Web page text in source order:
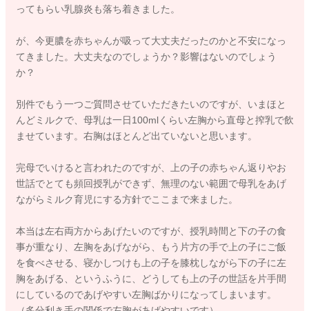
ってもらい乳腺炎も落ち着きました。
が、今更膿を赤ちゃんが吸って大丈夫だったのかと不安になっ
てきました。大丈夫なのでしょうか？影響はないのでしょう
か？
別件でもう一つご質問させていただきたいのですが、いまほと
んどミルクで、母乳は一日100mlくらい左胸から直母と搾乳で飲
ませています。右胸はほとんど出ていないと思います。
完母でいけると言われたのですが、上の子の赤ちゃん返りやお
世話でとても頻回授乳ができず、無理のない範囲で母乳をあげ
ながらミルク育児にする方針でここまで来ました。
本当は左右両方からあげたいのですが、授乳時間と下の子の食
事が重なり、左胸をあげながら、もう片方の手で上の子にご飯
を食べさせる、寝かしつけも上の子を膝枕しながら下の子に左
胸をあげる、というふうに、どうしても上の子の世話を片手間
にしているのであげやすい左胸ばかりになってしまいます。